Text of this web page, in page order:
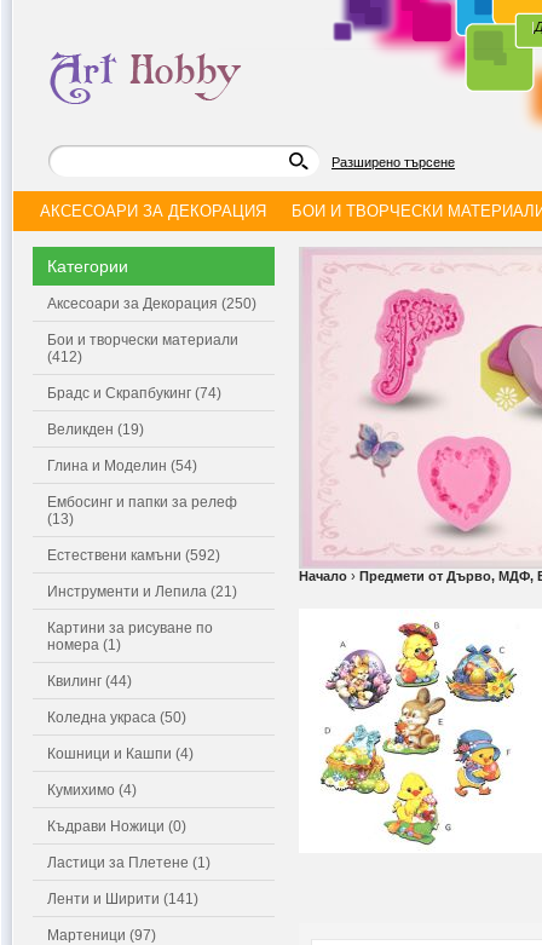
|
Разширено търсене
АКСЕСОАРИ ЗА ДЕКОРАЦИЯ БОИ И ТВОРЧЕСКИ
Категории
Аксесоари за Декорация (250)
Бои и творчески материали
(412)
Брадс и Скрапбукинг (74)
Великден (19)
Глина и Моделин (54)
Ембосинг и папки за релеф
(13)
Естествени камъни (592)
Инструменти и Лепила (21)
Картини за рисуване по
номера (1)
Квилинг (44)
Коледна украса (50)
Кошници и Кашпи (4)
Кумихимо (4)
Къдрави Ножици (0)
Ластици за Плетене (1)
Ленти и Ширити (141)
Мартеници (97)
Начало › Предмети от Дърво, МДФ,